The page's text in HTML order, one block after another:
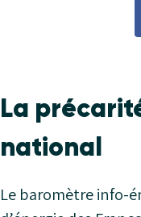
La
national
Le baromètre info-